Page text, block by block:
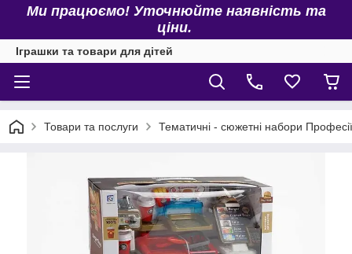
Ми працюємо! Уточнюйте наявність та
ціни.
Іграшки та товари для дітей
Товари та послуги Тематичні - сюжетні набори Професії